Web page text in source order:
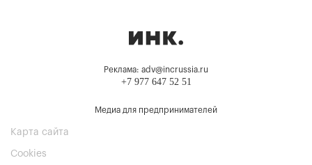
Реклама: adv@incrussia.ru
+7 977 647 52 51
Медиа для предпринимателей
Карта сайта
Cookies